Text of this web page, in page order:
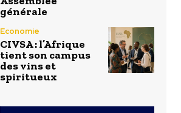
générale
Economie
CIVSA : l’Afrique
tient son campus
des vins et
spiritueux